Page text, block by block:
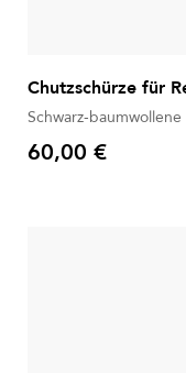
Chutzschürze für
Schwarz-
Preis
60,00 €